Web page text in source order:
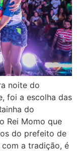
noite do
foi a escolha das
do
Rei Momo que
do prefeito de
com a tradição, é